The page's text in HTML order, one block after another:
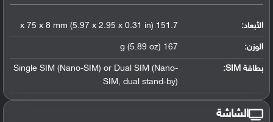
الأبعاد: 151.7 x 75 x 8 mm (5.97 x 2.95 x 0.31 in)
الوزن: 167 g (5.89 oz)
بطاقة SIM:
Single SIM (Nano-SIM) or Dual SIM (Nano-
SIM, dual stand-by)
الشاشة